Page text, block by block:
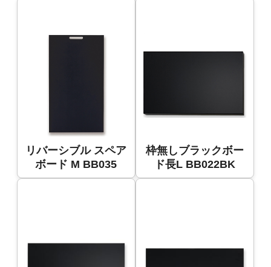
リバーシブル スペア
ボード M BB035
枠無しブラックボー
ド長L BB022BK